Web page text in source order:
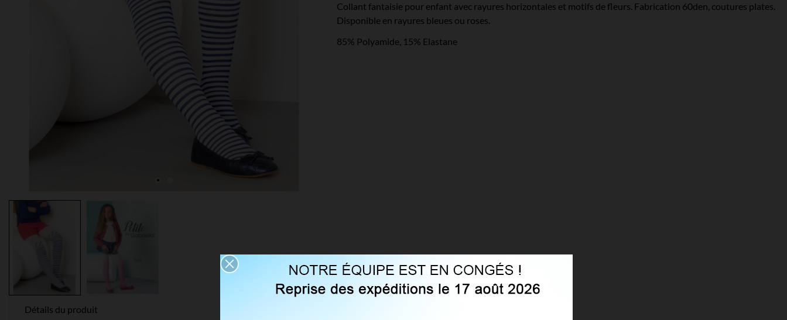
Collant fantaisie pour enfant avec rayures horizontales et motifs de fleurs. Fabrication 60den, coutures plates.
Disponible en rayures bleues ou roses.
85% Polyamide, 15% Elastane
Détails du produit